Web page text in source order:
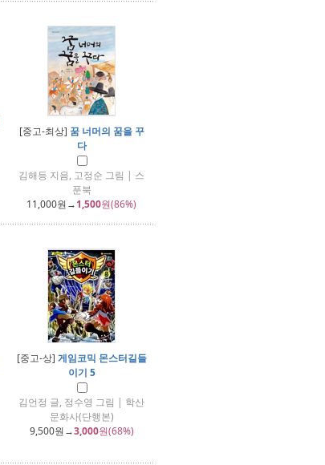
[중고-최상] 꿈 너머의 꿈을 꾸
다
김해등 지음, 고정순 그림 | 스
푼북
11,000원→1,500원(86%)
[중고-상] 게임코믹 몬스터길들
이기 5
김언정 글, 정수영 그림 | 학산
문화사(단행본)
9,500원→3,000원(68%)